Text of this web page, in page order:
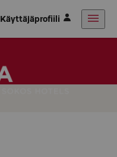
Käyttäjäprofiili